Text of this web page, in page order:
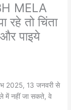
MELA
तो चिंता
पाइये
2025, 13 जनवरी से
में नहीं जा सकते, वे